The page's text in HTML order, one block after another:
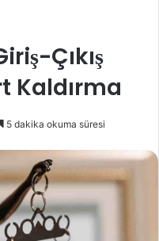
Çıkış
Kaldırma
5 dakika okuma süresi